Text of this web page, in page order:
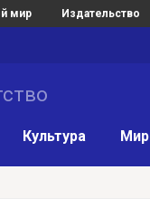
мир Издательство
Культура Мир